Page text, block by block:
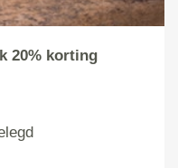
20% korting